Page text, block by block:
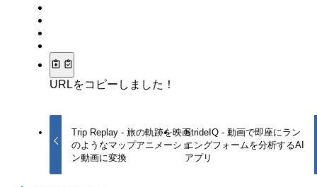
URLをコピーしました！
Trip Replay - 旅の軌跡を映画
のようなマップアニメーショ
ン動画に変換
StrideIQ - 動画で即座にラン
ニングフォームを分析するAI
アプリ